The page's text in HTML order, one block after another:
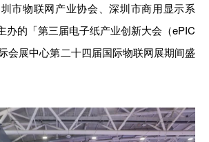
市物联网产业协会、深圳市商用显示系
办的「第三届电子纸产业创新大会（ePIC
会展中心第二十四届国际物联网展期间盛